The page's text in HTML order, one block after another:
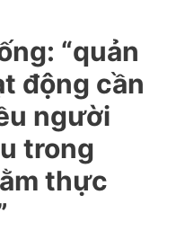
“quản
động cần
người
trong
thực